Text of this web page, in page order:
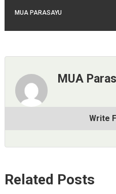
MUA PARASAYU
MUA
Write
Related Posts